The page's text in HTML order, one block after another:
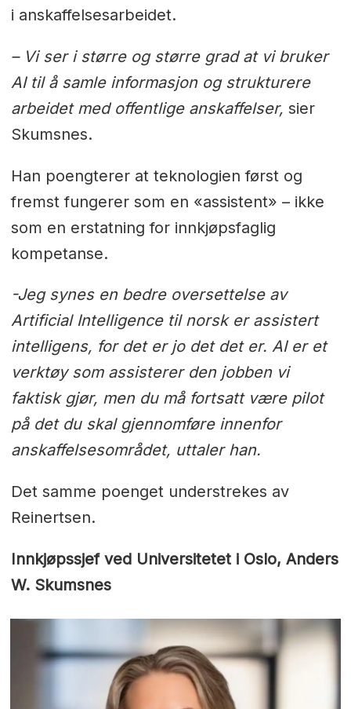
i anskaffelsesarbeidet.
– Vi ser i større og større grad at vi bruker
AI til å samle informasjon og strukturere
arbeidet med offentlige anskaffelser, sier
Skumsnes.
Han poengterer at teknologien først og
fremst fungerer som en «assistent» – ikke
som en erstatning for innkjøpsfaglig
kompetanse.
-Jeg synes en bedre oversettelse av
Artificial Intelligence til norsk er assistert
intelligens, for det er jo det det er. AI er et
verktøy som assisterer den jobben vi
faktisk gjør, men du må fortsatt være pilot
på det du skal gjennomføre innenfor
anskaffelsesområdet, uttaler han.
Det samme poenget understrekes av
Reinertsen.
Innkjøpssjef ved Universitetet i Oslo, Anders
W. Skumsnes